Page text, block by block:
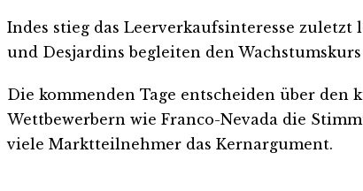
Indes stieg das Leerverkaufsinteresse
und Desjardins begleiten den
Die kommenden Tage entscheiden über
Wettbewerbern wie Franco-Nevada die
viele Marktteilnehmer das Kernargument.